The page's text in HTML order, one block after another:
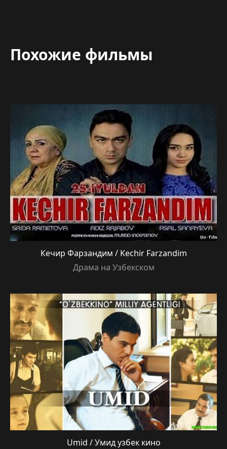
Похожие фильмы
Кечир Фарзандим / Kechir Farzandim
Драма на Узбекском
Umid / Умид узбек кино